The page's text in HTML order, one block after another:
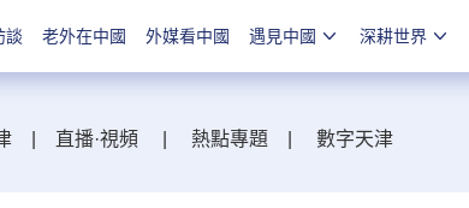
談 老外在中國 外媒看中國 遇見中國 深耕世界
直播·視頻 熱點專題 數字天津